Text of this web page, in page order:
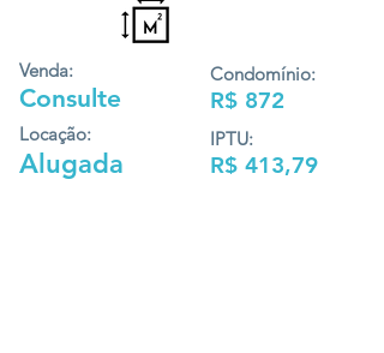
Venda:
Consulte
Locação:
Alugada
Condomínio:
R$ 872
IPTU:
R$ 413,79